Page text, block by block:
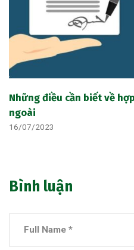
Những điều cần biết về
ngoài
16/07/2023
Bình luận